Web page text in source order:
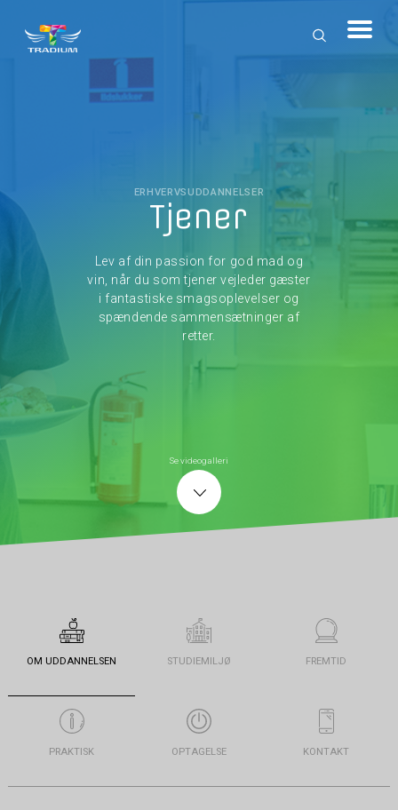
ERHVERVSUDDANNELSER
Tjener
Lev af din passion for god mad og
vin, når du som tjener vejleder gæster
i fantastiske smagsoplevelser og
spændende sammensætninger af
retter.
Se videogalleri
OM UDDANNELSEN STUDIEMILJØ FREMTID
PRAKTISK OPTAGELSE KONTAKT